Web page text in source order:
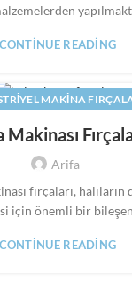
CONTINUE READING
MAKINA
,MAKINE FIRÇALARI,
SILINDIR FIRÇA
Makinası
Arifa
fırçaları,
için önemli bir
CONTINUE READING